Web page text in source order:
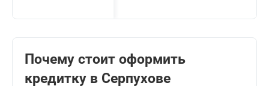
Почему стоит оформить
кредитку в Серпухове